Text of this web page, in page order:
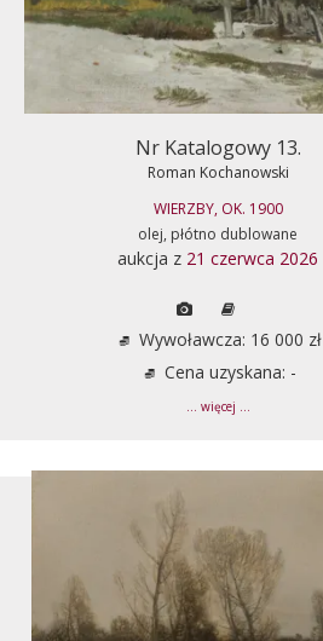
Nr Katalogowy 13.
Roman Kochanowski
WIERZBY, OK. 1900
olej, płótno dublowane
aukcja z 21 czerwca 2026
Wywoławcza: 16 000 zł
Cena uzyskana: -
... więcej ...